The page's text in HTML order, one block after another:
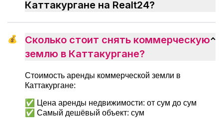
Каттакургане на Realt24?
💰
Сколько стоит снять коммерческую
землю в Каттакургане?
Стоимость аренды коммерческой земли в
Каттакургане:
✅ Цена аренды недвижимости: от сум до сум
✅ Самый дешёвый объект: сум